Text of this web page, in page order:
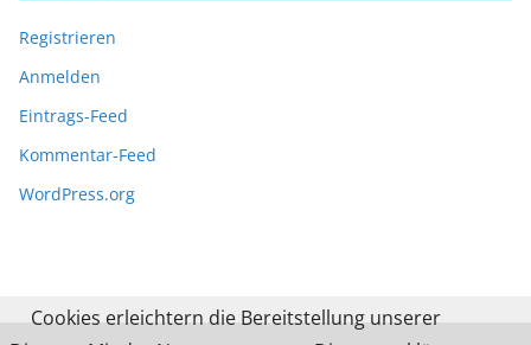
Registrieren
Anmelden
Eintrags-Feed
Kommentar-Feed
WordPress.org
Cookies erleichtern die Bereitstellung unserer